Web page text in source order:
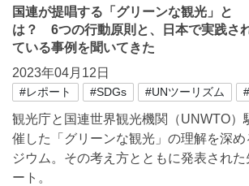
国連が提唱する「グリーンな観光」と
は？ 6つの行動原則と、日本で実践さ
ている事例を聞いてきた
2023年04月12日
#レポート #SDGs #UNツーリズム
観光庁と国連世界観光機関（UNWTO）
催した「グリーンな観光」の理解を深
ジウム。その考え方とともに発表され
ート。